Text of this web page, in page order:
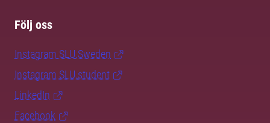
Följ oss
Instagram SLU.Sweden
Instagram SLU.student
LinkedIn
Facebook